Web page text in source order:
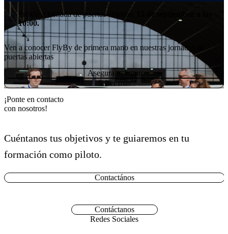
Próxima jornada de puertas abiertas:
15 de septiembre a las
10:00.
Ven a conocer FlyBy de primera mano en nuestras jornadas de
puertas abiertas
Asegura tu lugar
Saber más
¡Ponte en contacto
con nosotros!
Cuéntanos tus objetivos y te guiaremos en tu
formación como piloto.
Contactános
Contáctanos
Redes Sociales